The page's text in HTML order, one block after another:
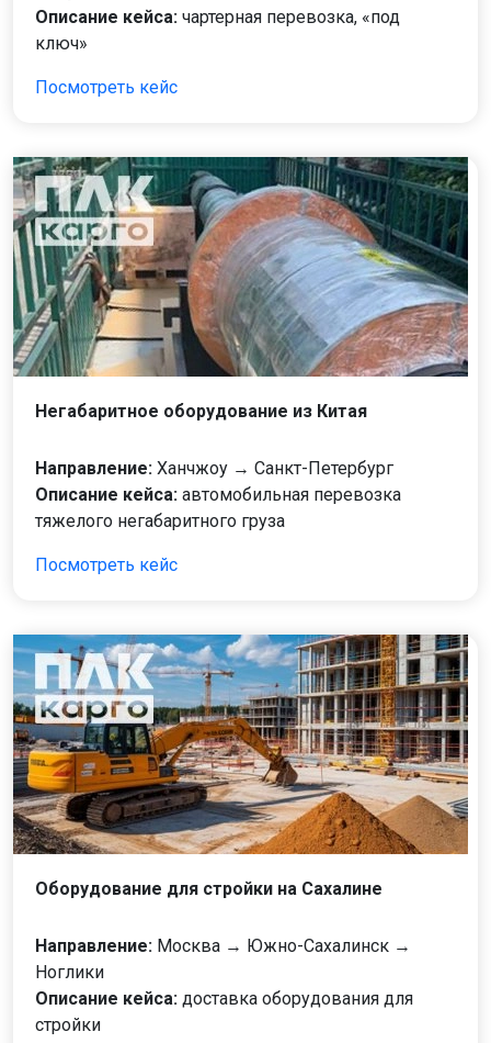
Описание кейса: чартерная перевозка, «под
ключ»
Посмотреть кейс
Негабаритное оборудование из Китая
Направление: Ханчжоу → Санкт-Петербург
Описание кейса: автомобильная перевозка
тяжелого негабаритного груза
Посмотреть кейс
Оборудование для стройки на Сахалине
Направление: Москва → Южно-Сахалинск →
Ноглики
Описание кейса: доставка оборудования для
стройки